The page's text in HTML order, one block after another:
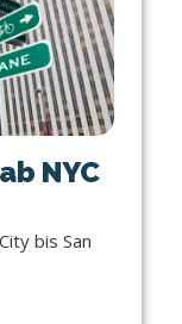
NYC
bis San